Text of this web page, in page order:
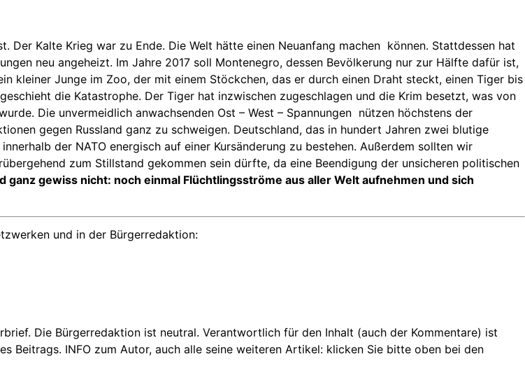
Der Kalte Krieg war zu Ende. Die Welt hätte einen Neuanfang machen können. Stattdessen hat
neu angeheizt. Im Jahre 2017 soll Montenegro, dessen Bevölkerung nur zur Hälfte dafür ist,
kleiner Junge im Zoo, der mit einem Stöckchen, das er durch einen Draht steckt, einen Tiger bis
die Katastrophe. Der Tiger hat inzwischen zugeschlagen und die Krim besetzt, was von
Die unvermeidlich anwachsenden Ost – West – Spannungen nützen höchstens der
gegen Russland ganz zu schweigen. Deutschland, das in hundert Jahren zwei blutige
der NATO energisch auf einer Kursänderung zu bestehen. Außerdem sollten wir
zum Stillstand gekommen sein dürfte, da eine Beendigung der unsicheren politischen
ganz gewiss nicht: noch einmal Flüchtlingsströme aus aller Welt aufnehmen und sich
und in der Bürgerredaktion:
Die Bürgerredaktion ist neutral. Verantwortlich für den Inhalt (auch der Kommentare) ist
Beitrags. INFO zum Autor, auch alle seine weiteren Artikel: klicken Sie bitte oben bei den